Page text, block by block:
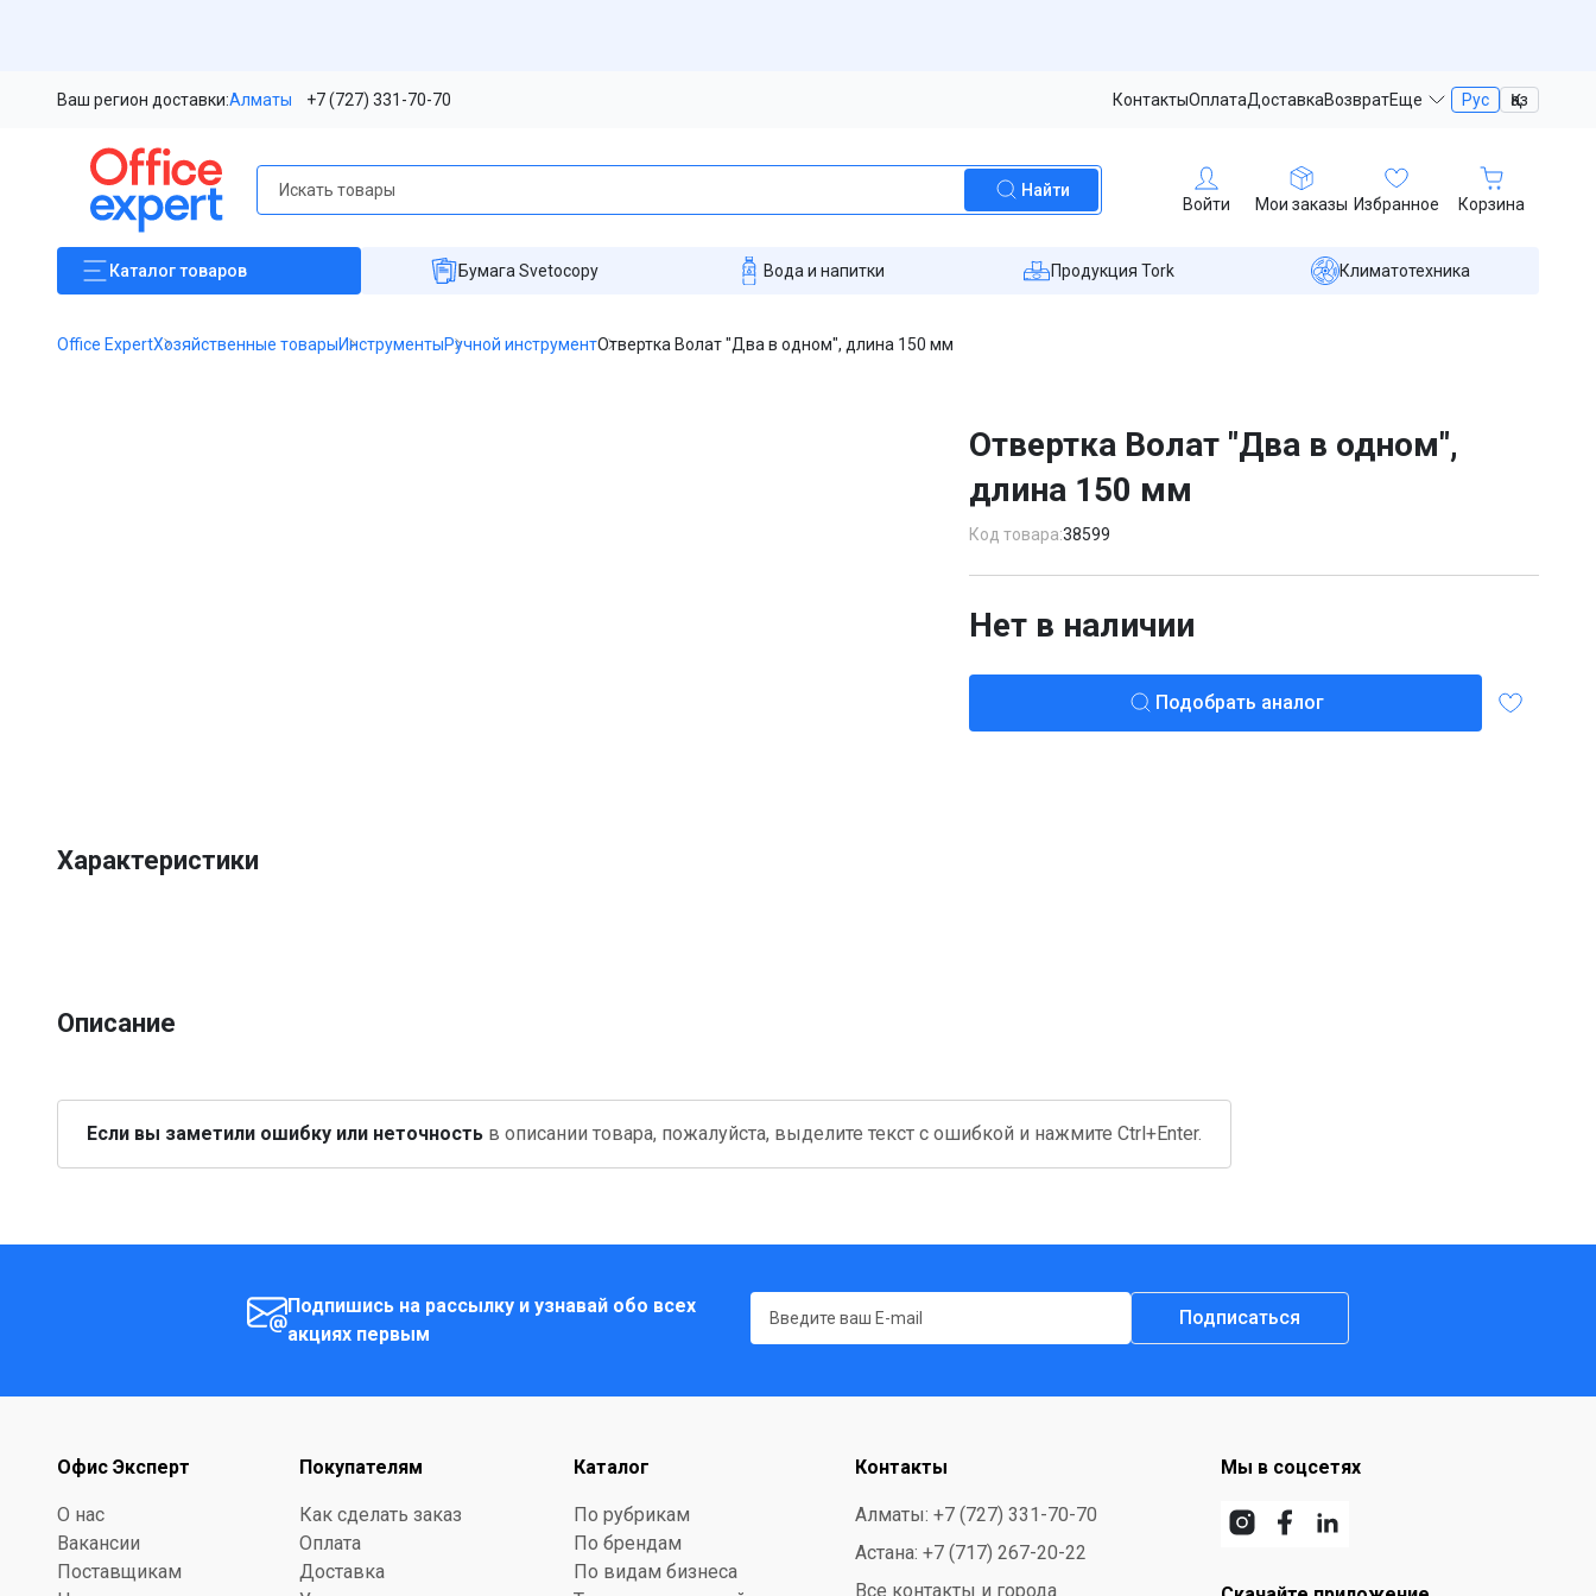
Ваш регион доставки:Алматы +7 (727) 331-70-70 КонтактыОплатаДоставкаВозвратЕще Рус Қаз
Найти
Войти Мои заказы Избранное Корзина
Каталогтоваров Бумага Svetocopy Вода и напитки Продукция Tork Климатотехника
Office ExpertХозяйственные товарыИнструментыРучной инструментОтвертка Волат "Два в одном", длина 150 мм
Отвертка Волат "Два в одном",
длина 150 мм
Код товара:38599
Нет в наличии
Подобрать аналог
Характеристики
Описание
Если вы заметили ошибку или неточность в описании товара, пожалуйста, выделите текст с ошибкой и нажмите Ctrl+Enter.
Подпишись на рассылку и узнавай обо всех
акциях первым
Подписаться
Офис Эксперт
О нас
Вакансии
Поставщикам
Покупателям
Как сделать заказ
Оплата
Доставка
Каталог
По рубрикам
По брендам
По видам бизнеса
Контакты
Алматы: +7 (727) 331-70-70
Астана: +7 (717) 267-20-22
Все контакты и города
Мы в соцсетях